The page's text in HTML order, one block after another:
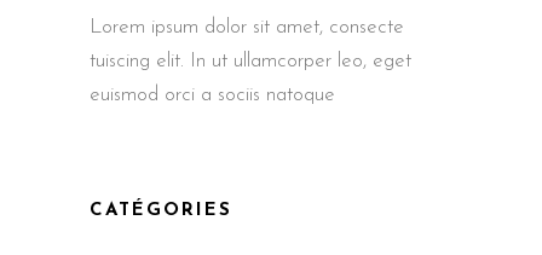
Lorem ipsum dolor sit amet, consecte
tuiscing elit. In ut ullamcorper leo, eget
euismod orci a sociis natoque
CATÉGORIES